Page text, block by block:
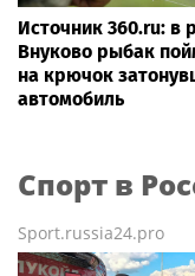
Источник 360.ru: в
Внуково рыбак
на крючок
автомобиль
Спорт в
Sport.russia24.pro